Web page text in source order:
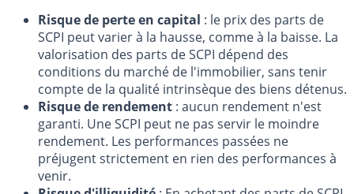
Risque de perte en capital : le prix des parts de
SCPI peut varier à la hausse, comme à la baisse. La
valorisation des parts de SCPI dépend des
conditions du marché de l'immobilier, sans tenir
compte de la qualité intrinsèque des biens détenus.
Risque de rendement : aucun rendement n'est
garanti. Une SCPI peut ne pas servir le moindre
rendement. Les performances passées ne
préjugent strictement en rien des performances à
venir.